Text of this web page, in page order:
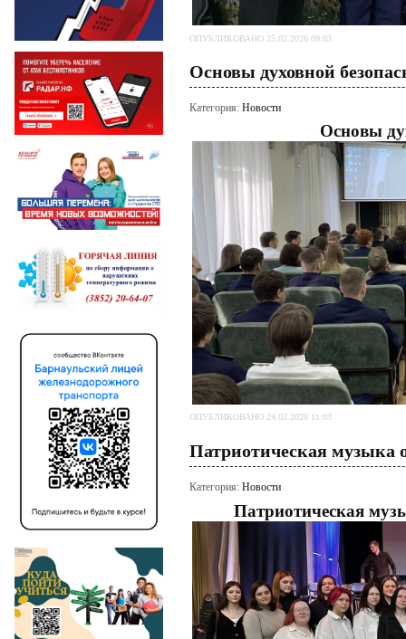
ОПУБЛИКОВАНО 25.02.2026 09:03
Основы духовной
Категория: Новости
Основы
ОПУБЛИКОВАНО 24.02.2026 11:03
Патриотическая музыка
Категория: Новости
Патриотическая